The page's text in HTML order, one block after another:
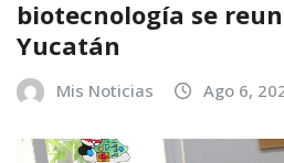
biotecnología se
Yucatán
Mis Noticias Ago 6,